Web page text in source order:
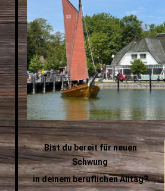
Bist du bereit für neuen
Schwung
in deinem beruflichen Alltag?